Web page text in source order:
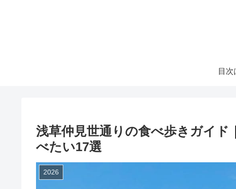
目次
浅草仲見世通りの食べ歩きガイ
べたい17選
2026